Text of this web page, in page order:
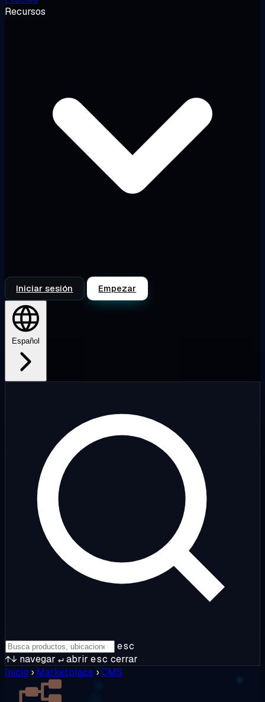
Recursos
Iniciar sesión Empezar
Español
esc
↑↓ navegar ↵abrir esc cerrar
Inicio › Marketplace ›CMS